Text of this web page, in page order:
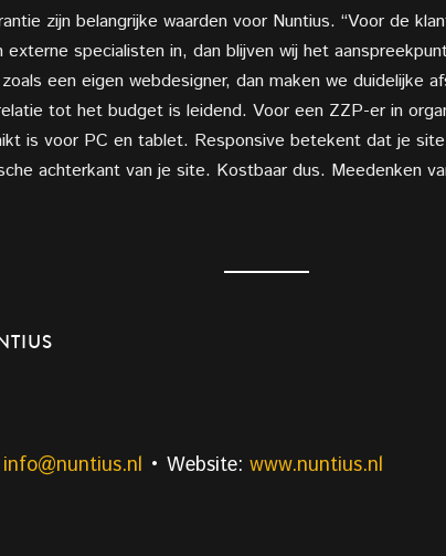
zijn belangrijke waarden voor Nuntius. “Voor de
specialisten in, dan blijven wij het
een eigen webdesigner, dan maken we duidelijke
tot het budget is leidend. Voor een ZZP-er in
is voor PC en tablet. Responsive betekent dat je
achterkant van je site. Kostbaar dus. Meedenken
info@nuntius.nl • Website: www.nuntius.nl